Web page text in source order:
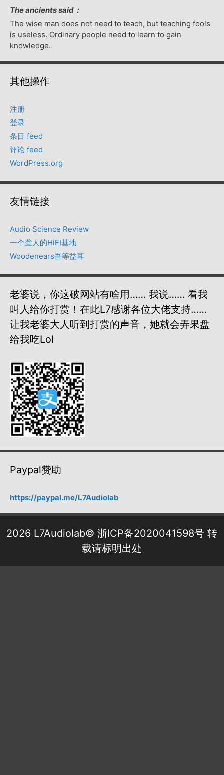
The ancients said：
The wise man does not need to teach, but teaching fools
is useless. Ordinary people need to learn to gain
knowledge.
其他操作
注册
登录
条目 feed
评论 feed
WordPress.org
友情链接
Audio Science Review
一个聋人的HiFI基地
Woodenears吾等益耳
老婆说，你这破网站有啥用…… 我说…… 看我
叫人给你打赏！在此L7感谢各位大佬支持……
让我老婆大人听到打赏的声音，她就会弄果盘
给我吃lol
Paypal赞助
https://paypal.me/L7Audiolab
2026 L7Audiolab© 浙ICP备2020041598号 转
载请标明出处